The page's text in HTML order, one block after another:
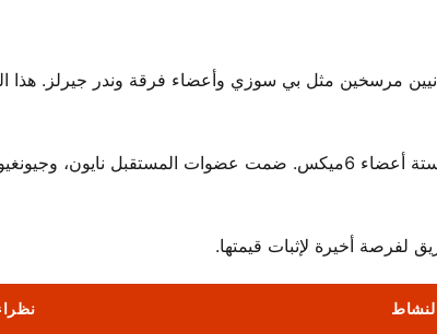
مرسخين مثل بي سوزي وأعضاء فرقة وندر جيرلز. هذا
في عام 2014، بدا أن انطلاقتها مؤكدة مع مشروع الفرقة المكونة من ستة أعضاء 6ميكس. ضمت عضوات المستقبل
لفرصة أخيرة لإثبات قيمتها.